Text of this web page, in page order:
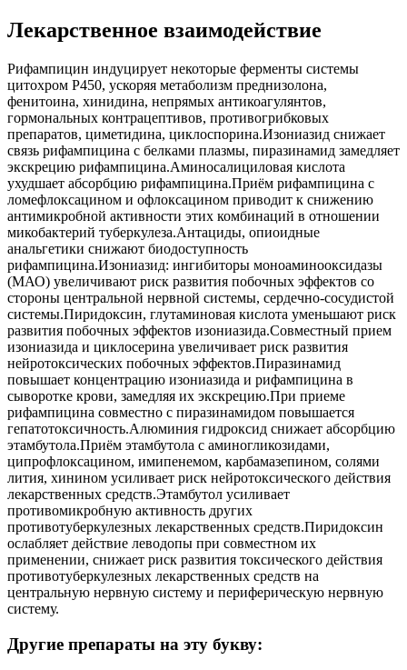
Лекарственное взаимодействие
Рифампицин индуцирует некоторые ферменты системы
цитохром Р450, ускоряя метаболизм преднизолона,
фенитоина, хинидина, непрямых антикоагулянтов,
гормональных контрацептивов, противогрибковых
препаратов, циметидина, циклоспорина.Изониазид снижает
связь рифампицина с белками плазмы, пиразинамид замедляет
экскрецию рифампицина.Аминосалициловая кислота
ухудшает абсорбцию рифампицина.Приём рифампицина с
ломефлоксацином и офлоксацином приводит к снижению
антимикробной активности этих комбинаций в отношении
микобактерий туберкулеза.Антациды, опиоидные
анальгетики снижают биодоступность
рифампицина.Изониазид: ингибиторы моноаминооксидазы
(МАО) увеличивают риск развития побочных эффектов со
стороны центральной нервной системы, сердечно-сосудистой
системы.Пиридоксин, глутаминовая кислота уменьшают риск
развития побочных эффектов изониазида.Совместный прием
изониазида и циклосерина увеличивает риск развития
нейротоксических побочных эффектов.Пиразинамид
повышает концентрацию изониазида и рифампицина в
сыворотке крови, замедляя их экскрецию.При приеме
рифампицина совместно с пиразинамидом повышается
гепатотоксичность.Алюминия гидроксид снижает абсорбцию
этамбутола.Приём этамбутола с аминогликозидами,
ципрофлоксацином, имипенемом, карбамазепином, солями
лития, хинином усиливает риск нейротоксического действия
лекарственных средств.Этамбутол усиливает
противомикробную активность других
противотуберкулезных лекарственных средств.Пиридоксин
ослабляет действие леводопы при совместном их
применении, снижает риск развития токсического действия
противотуберкулезных лекарственных средств на
центральную нервную систему и периферическую нервную
систему.
Другие препараты на эту букву: